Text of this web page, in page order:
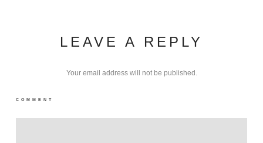
LEAVE A REPLY
Your email address will not be published.
COMMENT